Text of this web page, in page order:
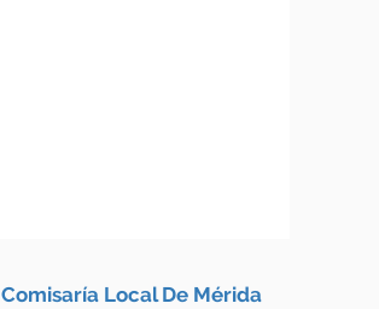
Comisaría Local De Mérida